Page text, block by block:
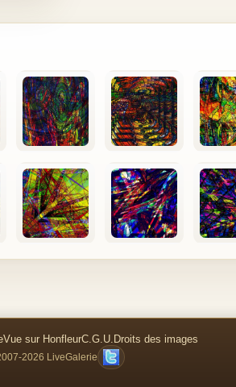
Vue sur HonfleurC.G.U. Droits des images
2026 LiveGalerie